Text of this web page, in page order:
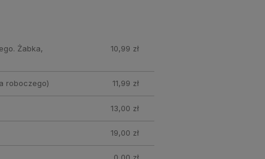
Żabka,
10,99 zł
roboczego) 11,99 zł
13,00 zł
19,00 zł